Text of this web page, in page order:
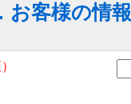
お客様の情報